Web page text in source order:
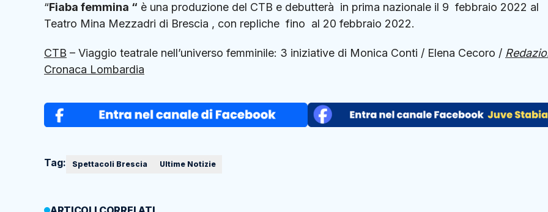
“Fiaba femmina “ è una produzione del CTB e debutterà in prima nazionale il 9 febbraio 2022 al
Teatro Mina Mezzadri di Brescia , con repliche fino al 20 febbraio 2022.
CTB – Viaggio teatrale nell’universo femminile: 3 iniziative di Monica Conti / Elena Cecoro /
Cronaca Lombardia
Tag: Spettacoli Brescia Ultime Notizie